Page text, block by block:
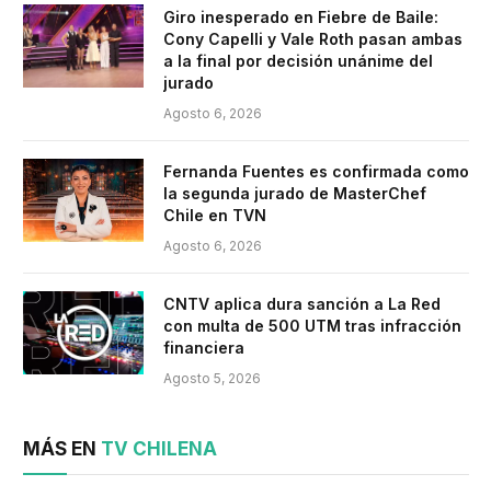
Giro inesperado en Fiebre de Baile:
Cony Capelli y Vale Roth pasan ambas
a la final por decisión unánime del
jurado
Agosto 6, 2026
Fernanda Fuentes es confirmada como
la segunda jurado de MasterChef
Chile en TVN
Agosto 6, 2026
CNTV aplica dura sanción a La Red
con multa de 500 UTM tras infracción
financiera
Agosto 5, 2026
MÁS EN TV CHILENA